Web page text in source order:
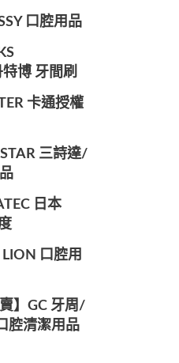
口腔用品
特博 牙間刷
卡通授權
三詩達/
日本
口腔用
】GC 牙周/
腔清潔用品